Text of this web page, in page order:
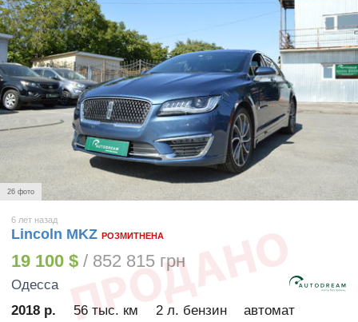
26 фото
6 лет назад
Lincoln MKZ РОЗМИТНЕНА
19 100 $ / 852 815 грн
Одесса
2018 р.
56 тыс. км 2 л. бензин автомат